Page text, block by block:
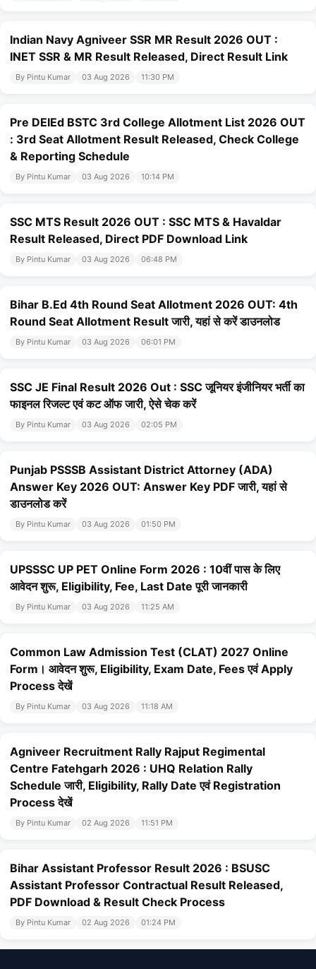
Indian Navy Agniveer SSR MR Result 2026 OUT :
INET SSR & MR Result Released, Direct Result Link
By Pintu Kumar 03 Aug 2026 11:30 PM
Pre DElEd BSTC 3rd College Allotment List 2026 OUT
: 3rd Seat Allotment Result Released, Check College
& Reporting Schedule
By Pintu Kumar 03 Aug 2026 10:14 PM
SSC MTS Result 2026 OUT : SSC MTS & Havaldar
Result Released, Direct PDF Download Link
By Pintu Kumar 03 Aug 2026 06:48 PM
Bihar B.Ed 4th Round Seat Allotment 2026 OUT: 4th
Round Seat Allotment Result जारी, यहां से करें डाउनलोड
By Pintu Kumar 03 Aug 2026 06:01 PM
SSC JE Final Result 2026 Out : SSC जूनियर इंजीनियर भर्ती का
फाइनल रिजल्ट एवं कट ऑफ जारी, ऐसे चेक करें
By Pintu Kumar 03 Aug 2026 02:05 PM
Punjab PSSSB Assistant District Attorney (ADA)
Answer Key 2026 OUT: Answer Key PDF जारी, यहां से
डाउनलोड करें
By Pintu Kumar 03 Aug 2026 01:50 PM
UPSSSC UP PET Online Form 2026 : 10वीं पास के लिए
आवेदन शुरू, Eligibility, Fee, Last Date पूरी जानकारी
By Pintu Kumar 03 Aug 2026 11:25 AM
Common Law Admission Test (CLAT) 2027 Online
Form। आवेदन शुरू, Eligibility, Exam Date, Fees एवं Apply
Process देखें
By Pintu Kumar 03 Aug 2026 11:18 AM
Agniveer Recruitment Rally Rajput Regimental
Centre Fatehgarh 2026 : UHQ Relation Rally
Schedule जारी, Eligibility, Rally Date एवं Registration
Process देखें
By Pintu Kumar 02 Aug 2026 11:51 PM
Bihar Assistant Professor Result 2026 : BSUSC
Assistant Professor Contractual Result Released,
PDF Download & Result Check Process
By Pintu Kumar 02 Aug 2026 01:24 PM